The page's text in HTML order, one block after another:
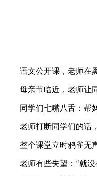
语文公开课，老师在黑
母亲节临近，老师让同
同学们七嘴八舌：帮
老师打断同学们的话，
整个课堂立时鸦雀无声
老师有些失望： “就没